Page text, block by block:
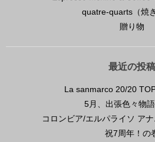
quatre-quarts（焼
贈り物
最近の投稿
La sanmarco 20/20
5月、出張色々物
コロンビア/エルパライソ ア
祝7周年！の